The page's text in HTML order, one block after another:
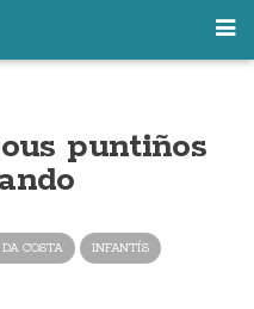
puntiños
COSTA INFANTÍS